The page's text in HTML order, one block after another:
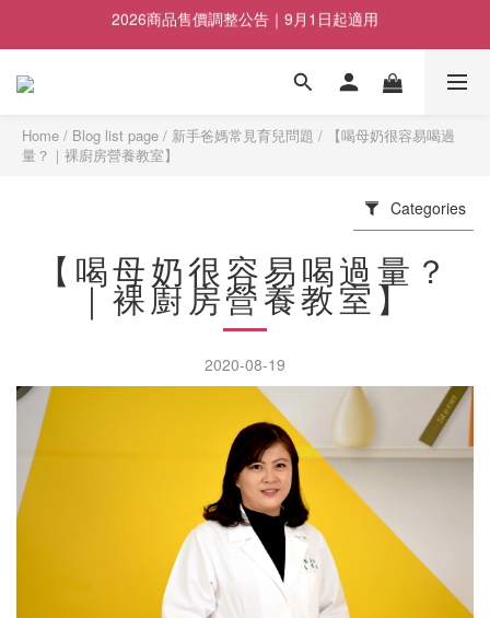
2026商品售價調整公告｜9月1日起適用
2026商品售價調整公告｜9月1日起適用
2026商品售價調整公告｜9月1日起適用
Home / Blog list page / 新手爸媽常見育兒問題 /
【喝母奶很容易喝過
量？｜裸廚房營養教室】
Categories
【喝母奶很容易喝過量？
｜裸廚房營養教室】
2020-08-19